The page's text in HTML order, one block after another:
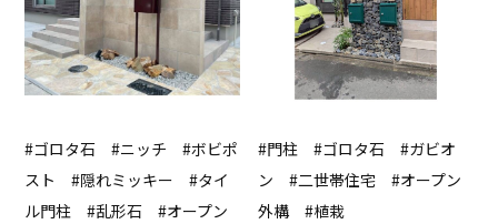
#ゴロタ石 #ニッチ #ボビポ
スト #隠れミッキー #タイ
ル門柱 #乱形石 #オープン
#門柱 #ゴロタ石 #ガビオ
ン #二世帯住宅 #オープン
外構 #植栽